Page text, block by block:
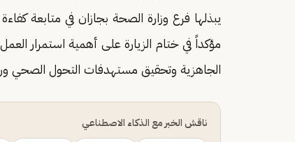
يبذلها فرع وزارة الصحة بجازان في متابعة
مؤكداً في ختام الزيارة على أهمية استمرار
الجاهزية وتحقيق مستهدفات التحول الصحي ورؤية
ناقش الخبر مع الذكاء الاصطناعي